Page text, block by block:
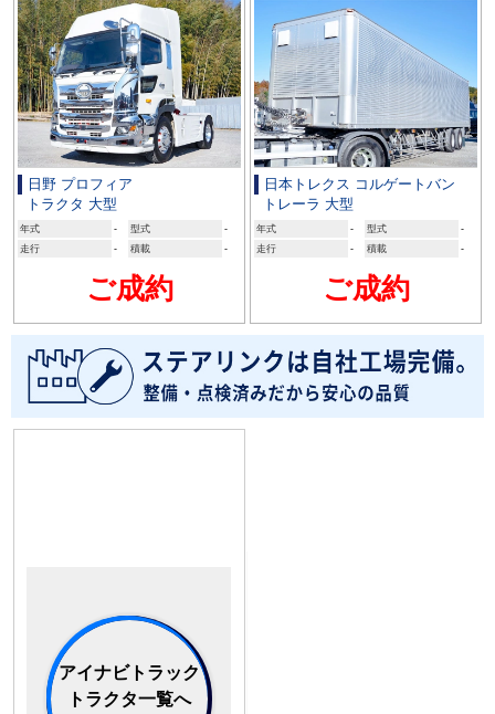
日野 プロフィア
トラクタ 大型
年式 - 型式
-
走行
- 積載 -
ご成約
日本トレクス コルゲートバン
トレーラ 大型
年式 - 型式
-
走行
- 積載 -
ご成約
アイナビトラック
トラクタ一覧へ